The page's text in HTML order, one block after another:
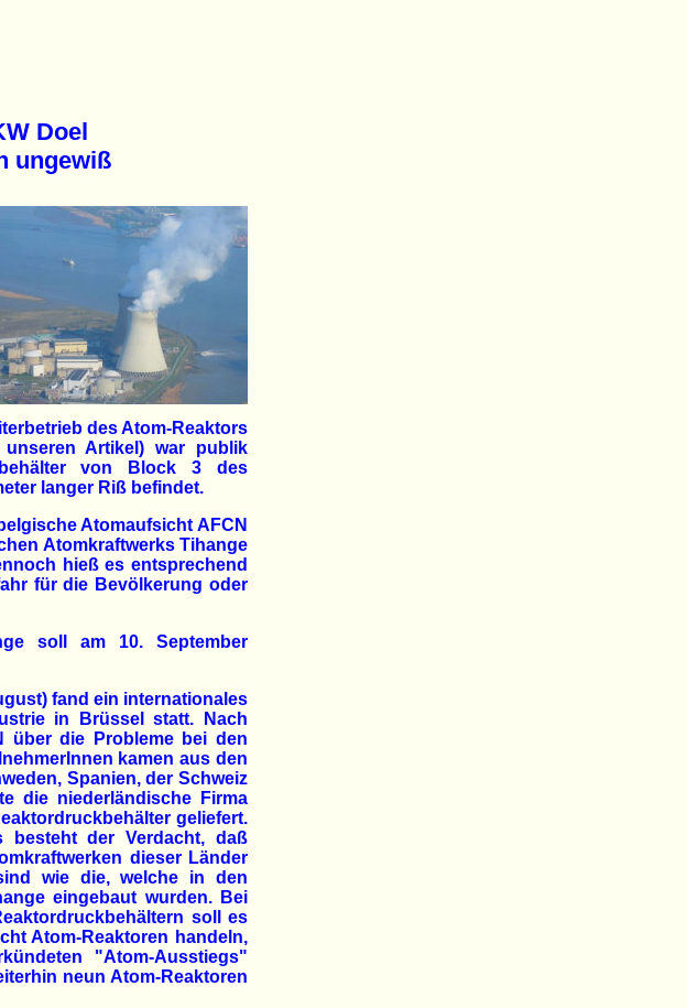
Doel
ungewiß
des Atom-Reaktors
Artikel) war publik
von Block 3 des
langer Riß befindet.
Atomaufsicht AFCN
Atomkraftwerks Tihange
hieß es entsprechend
für die Bevölkerung oder
soll am 10. September
fand ein internationales
in Brüssel statt. Nach
über die Probleme bei den
kamen aus den
Spanien, der Schweiz
die niederländische Firma
geliefert.
der Verdacht, daß
dieser Länder
wie die, welche in den
eingebaut wurden. Bei
soll es
Atom-Reaktoren handeln,
"Atom-Ausstiegs"
neun Atom-Reaktoren